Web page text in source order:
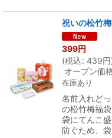
祝いの松竹
399円
(税込: 439円
オープン価
在庫あり
名前入れど
の松竹梅福
袋にてんこ
防ぐため、